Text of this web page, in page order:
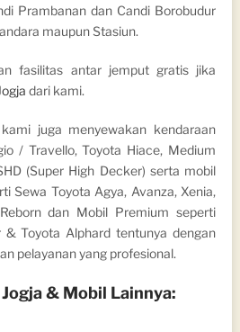
Prambanan dan Candi Borobudur
maupun Stasiun.
fasilitas antar jemput gratis jika
dari kami.
kami juga menyewakan kendaraan
/ Travello, Toyota Hiace, Medium
(Super High Decker) serta mobil
Sewa Toyota Agya, Avanza, Xenia,
dan Mobil Premium seperti
& Toyota Alphard tentunya dengan
pelayanan yang profesional.
& Mobil Lainnya: